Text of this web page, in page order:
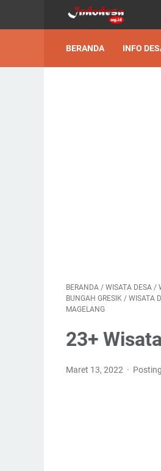
BERANDA INFO
BERANDA / WISATA DESA /
BUNGAH GRESIK / WISATA
MAGELANG
23+
Maret 13, 2022